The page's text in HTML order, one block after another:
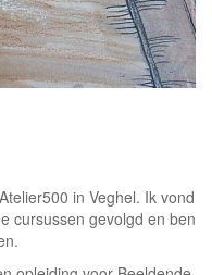
in Veghel. Ik vond
cursussen gevolgd en ben